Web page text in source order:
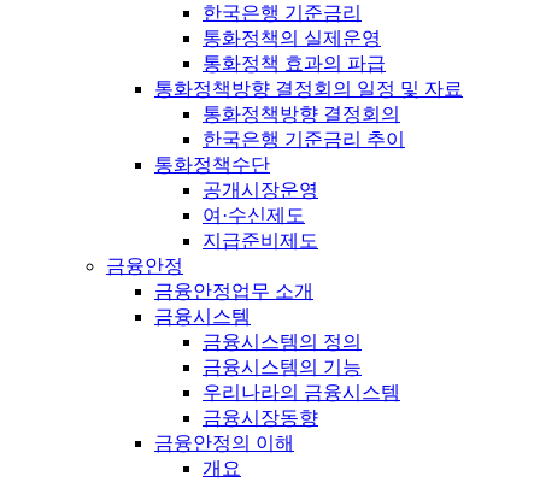
한국은행 기준금리
통화정책의 실제운영
통화정책 효과의 파급
통화정책방향 결정회의 일정 및 자료
통화정책방향 결정회의
한국은행 기준금리 추이
통화정책수단
공개시장운영
여·수신제도
지급준비제도
금융안정
금융안정업무 소개
금융시스템
금융시스템의 정의
금융시스템의 기능
우리나라의 금융시스템
금융시장동향
금융안정의 이해
개요